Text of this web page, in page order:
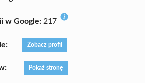
w Google: 217
Zobacz profil
Pokaż stronę